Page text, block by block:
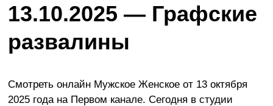
13.10.2025 — Графские
развалины
Смотреть онлайн Мужское Женское от 13 октября
2025 года на Первом канале. Сегодня в студии